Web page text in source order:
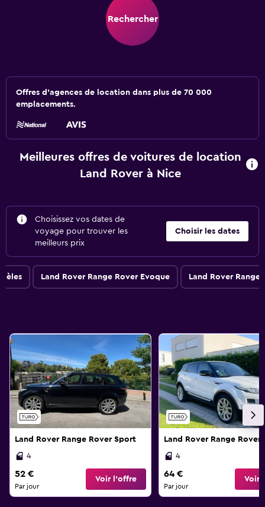
Rechercher
Offres d’agences de location dans plus de 70 000
emplacements.
Meilleures offres de voitures de location
Land Rover à Nice
Choisissez vos dates de
voyage pour trouver les
meilleurs prix
Choisir les dates
Land Rover Range Rover Evoque Land Rover Range
Land Rover Range Rover Sport
4
52 €
Par jour
Voir l’offre
Land Rover Range Rover
4
64 €
Par jour
Voir